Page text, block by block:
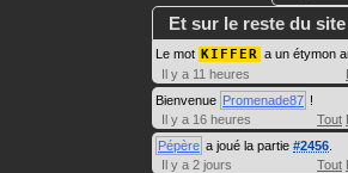
Et sur le reste du
Le mot KIFFER a un étymon
Il y a 11 heures
Bienvenue Promenade87 !
Il y a 16 heures
Tout
Pépère a joué la partie #2456
Il y a 2 jours
Tout